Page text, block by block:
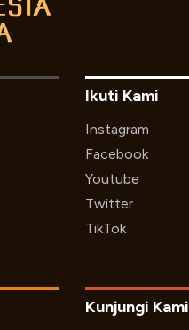
Ikuti Kami
Instagram
Facebook
Youtube
Twitter
TikTok
Kunjungi Kami